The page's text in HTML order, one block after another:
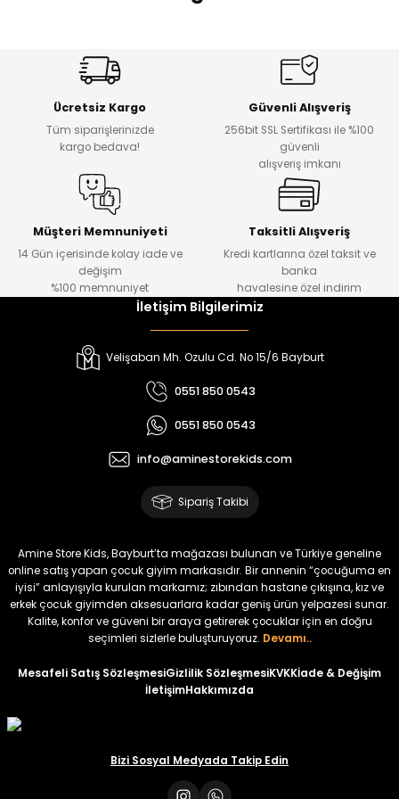
Dantelya Kız Çocuk Tişört
Puba Unisex Kot 3’lü Takım
Urban Kız Çocuk Süveterli Tunik Gömlek Navi Kız Çocuk Kot Pantolon
₺ 650
Melra Kız Çocuk Kot Pantolon
%15
Tivon Kız Çocuk 3’lü Takım
₺ 2.340
Koren Kız Çocuk ve Bebek Tayt
₺ 320
₺ 250
Yeni
Koren Kız Çocuk ve Bebek Tayt
₺ 320
₺ 250
%22
Koren Kız Çocuk ve Bebek Tayt
₺ 250
%22
Koren Kız Çocuk ve Bebek Tayt
₺ 320
Ücretsiz Kargo
Tüm siparişlerinizde
kargo bedava!
Güvenli Alışveriş
256bit SSL Sertifikası ile %100
güvenli
alışveriş imkanı
Müşteri Memnuniyeti
14 Gün içerisinde kolay iade ve
değişim
%100 memnuniyet
Taksitli Alışveriş
Kredi kartlarına özel taksit ve
banka
havalesine özel indirim
İletişim Bilgilerimiz
Velişaban Mh. Ozulu Cd. No 15/6 Bayburt
0551 850 0543
0551 850 0543
info@aminestorekids.com
Sipariş Takibi
Amine Store Kids, Bayburt’ta mağazası bulunan ve Türkiye geneline
online satış yapan çocuk giyim markasıdır. Bir annenin “çocuğuma en
iyisi” anlayışıyla kurulan markamız; zıbından hastane çıkışına, kız ve
erkek çocuk giyimden aksesuarlara kadar geniş ürün yelpazesi sunar.
Kalite, konfor ve güveni bir araya getirerek çocuklar için en doğru
seçimleri sizlerle buluşturuyoruz. Devamı..
Mesafeli Satış SözleşmesiGizlilik SözleşmesiKVKKİade & Değişim
İletişimHakkımızda
Bizi Sosyal Medyada Takip Edin